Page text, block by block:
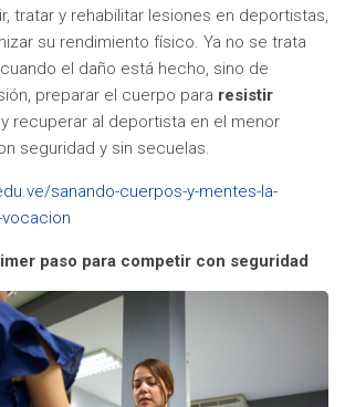
tratar y rehabilitar lesiones en deportistas,
su rendimiento físico. Ya no se trata
el daño está hecho, sino de
preparar el cuerpo para resistir
y recuperar al deportista en el menor
seguridad y sin secuelas.
sanando-cuerpos-y-mentes-la-
paso para competir con seguridad